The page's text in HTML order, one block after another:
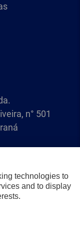
n° 501